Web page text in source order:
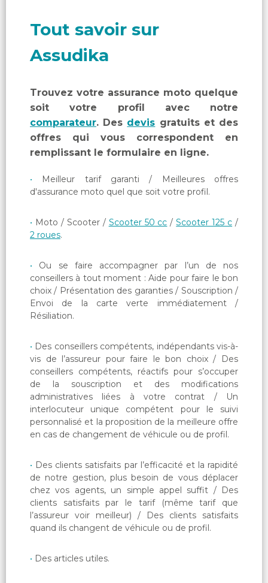
Tout savoir sur
Assudika
Trouvez votre assurance moto quelque
soit votre profil avec notre
comparateur. Des devis gratuits et des
offres qui vous correspondent en
remplissant le formulaire en ligne.
Meilleur tarif garanti / Meilleures offres
d'assurance moto quel que soit votre profil.
Moto / Scooter / Scooter 50 cc /Scooter 125 c /
2 roues.
Ou se faire accompagner par l’un de nos
conseillers à tout moment : Aide pour faire le bon
choix / Présentation des garanties / Souscription /
Envoi de la carte verte immédiatement /
Résiliation.
Des conseillers compétents, indépendants vis-à-
vis de l’assureur pour faire le bon choix / Des
conseillers compétents, réactifs pour s’occuper
de la souscription et des modifications
administratives liées à votre contrat / Un
interlocuteur unique compétent pour le suivi
personnalisé et la proposition de la meilleure offre
en cas de changement de véhicule ou de profil.
Des clients satisfaits par l’efficacité et la rapidité
de notre gestion, plus besoin de vous déplacer
chez vos agents, un simple appel suffit / Des
clients satisfaits par le tarif (même tarif que
l’assureur voir meilleur) / Des clients satisfaits
quand ils changent de véhicule ou de profil.
Des articles utiles.